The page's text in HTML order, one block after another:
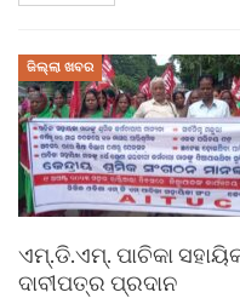
ଜିଲ୍ଲା ଖବର
ଏମ୍.ଡି.ଏମ୍. ପାଚିକା
ଦାବୀପତ୍ର ପ୍ରଦାନ